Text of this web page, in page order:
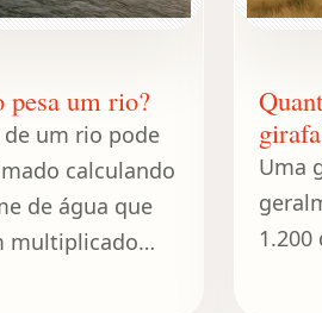
pesa um rio?
de um rio pode
calculando
de água que
multiplicado
Uma
1.200